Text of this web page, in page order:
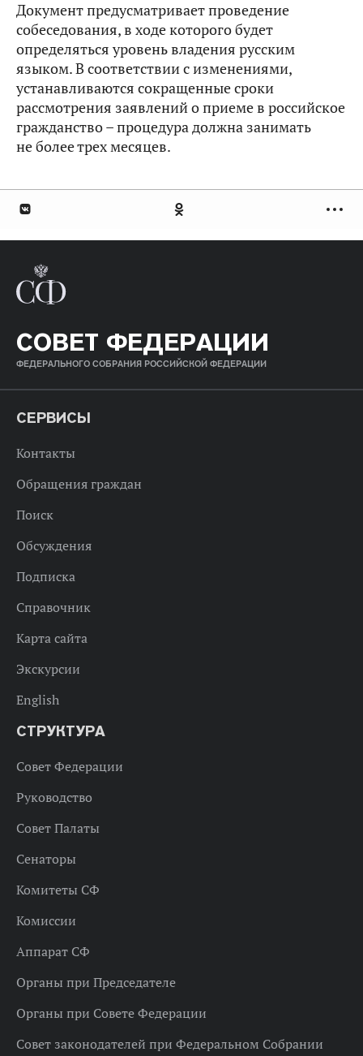
Документ предусматривает проведение
собеседования, в ходе которого будет
определяться уровень владения русским
языком. В соответствии с изменениями,
устанавливаются сокращенные сроки
рассмотрения заявлений о приеме в российское
гражданство – процедура должна занимать
не более трех месяцев.
СОВЕТ ФЕДЕРАЦИИ
ФЕДЕРАЛЬНОГО СОБРАНИЯ РОССИЙСКОЙ ФЕДЕРАЦИИ
СЕРВИСЫ
Контакты
Обращения граждан
Поиск
Обсуждения
Подписка
Справочник
Карта сайта
Экскурсии
English
СТРУКТУРА
Совет Федерации
Руководство
Совет Палаты
Сенаторы
Комитеты СФ
Комиссии
Аппарат СФ
Органы при Председателе
Органы при Совете Федерации
Совет законодателей при Федеральном Собрании